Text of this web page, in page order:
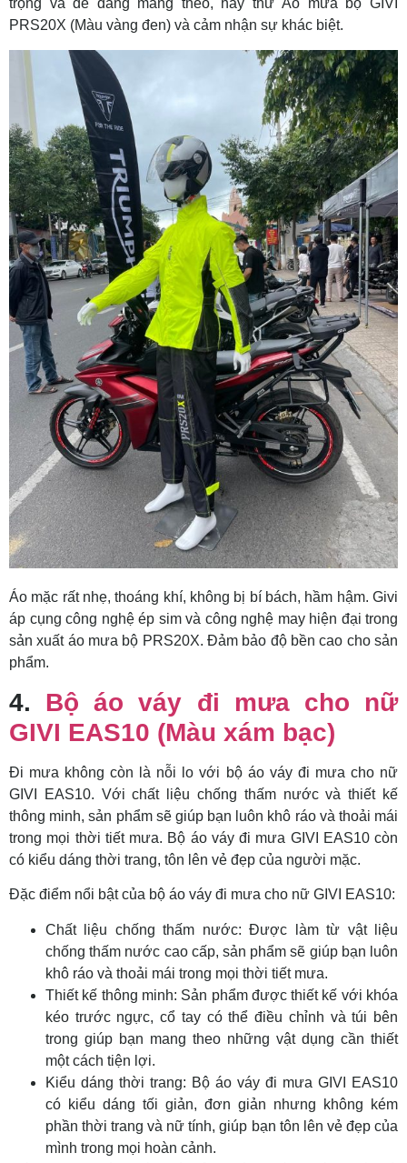
trọng và dễ dàng mang theo, hãy thử Áo mưa bộ GIVI
PRS20X (Màu vàng đen) và cảm nhận sự khác biệt.
Áo mặc rất nhẹ, thoáng khí, không bị bí bách, hầm hậm. Givi
áp cụng công nghệ ép sim và công nghệ may hiện đại trong
sản xuất áo mưa bộ PRS20X. Đảm bảo độ bền cao cho sản
phẩm.
4. Bộ áo váy đi mưa cho nữ
GIVI EAS10 (Màu xám bạc)
Đi mưa không còn là nỗi lo với bộ áo váy đi mưa cho nữ
GIVI EAS10. Với chất liệu chống thấm nước và thiết kế
thông minh, sản phẩm sẽ giúp bạn luôn khô ráo và thoải mái
trong mọi thời tiết mưa. Bộ áo váy đi mưa GIVI EAS10 còn
có kiểu dáng thời trang, tôn lên vẻ đẹp của người mặc.
Đặc điểm nổi bật của bộ áo váy đi mưa cho nữ GIVI EAS10:
Chất liệu chống thấm nước: Được làm từ vật liệu
chống thấm nước cao cấp, sản phẩm sẽ giúp bạn luôn
khô ráo và thoải mái trong mọi thời tiết mưa.
Thiết kế thông minh: Sản phẩm được thiết kế với khóa
kéo trước ngực, cổ tay có thể điều chỉnh và túi bên
trong giúp bạn mang theo những vật dụng cần thiết
một cách tiện lợi.
Kiểu dáng thời trang: Bộ áo váy đi mưa GIVI EAS10
có kiểu dáng tối giản, đơn giản nhưng không kém
phần thời trang và nữ tính, giúp bạn tôn lên vẻ đẹp của
mình trong mọi hoàn cảnh.